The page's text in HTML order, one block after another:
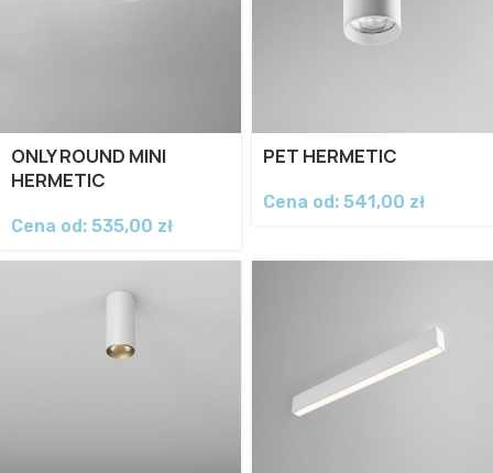
ONLY ROUND MINI
HERMETIC
Cena od: 535,00 zł
PET HERMETIC
Cena od: 541,00 zł